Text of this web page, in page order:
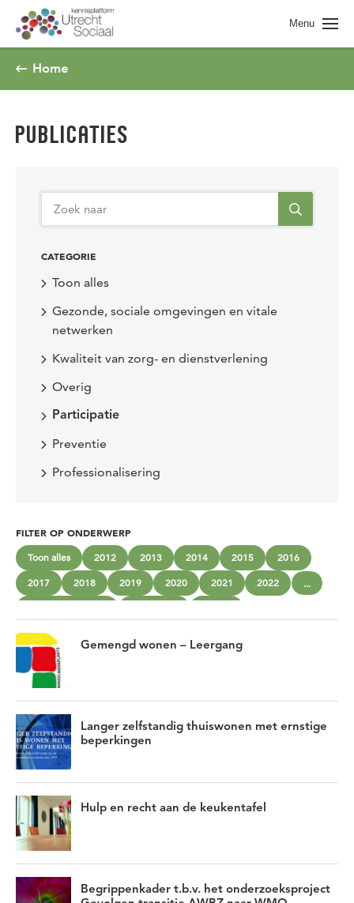
Spring naar pagina inhoud
Menu
Home
PUBLICATIES
CATEGORIE
Toon alles
Gezonde, sociale omgevingen en vitale
netwerken
Kwaliteit van zorg- en dienstverlening
Overig
Participatie
Preventie
Professionalisering
FILTER OP ONDERWERP
Toon alles 2012 2013 2014 2015 2016
2017 2018 2019 2020 2021 2022 ...
gemengd wonen
Innoveren
Kwaliteit van zorg- en dienstverlening
Niet-aangeboren hersenletsel Nieuwe werkwijzen
Participatie
Professionaliteit Sociaal isolement Sport Transformeren
Transitie Vitale netwerken
Werkplaats Maatschappelijke Ondersteuning en Participatie
Wijkgericht werken Wijkteams WMO wonen
Zelfredzaamheid Zelfregie Zorg en ondersteuning
Gemengd wonen – Leergang
Langer zelfstandig thuiswonen met ernstige
beperkingen
Hulp en recht aan de keukentafel
Begrippenkader t.b.v. het onderzoeksproject